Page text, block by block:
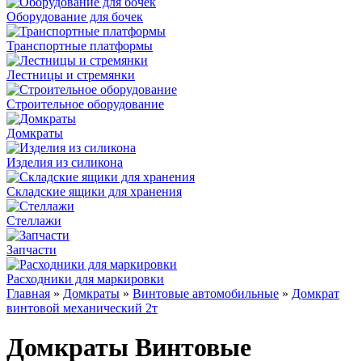
Оборудование для бочек
Транспортные платформы
Лестницы и стремянки
Строительное оборудование
Домкраты
Изделия из силикона
Складские ящики для хранения
Стеллажи
Запчасти
Расходники для маркировки
Главная » Домкраты » Винтовые автомобильные » Домкрат
винтовой механический 2т
Домкраты Винтовые